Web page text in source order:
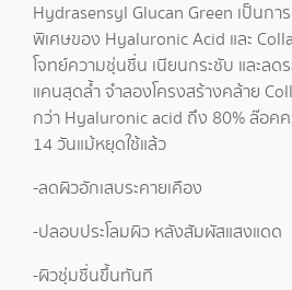
Hydrasensyl Glucan Green เป็น
พิเศษของ Hyaluronic Acid และ
โจทย์ความชุ่นชื่น เนียนกระชับ และลด
แคนสุดล้ำ จำลองโครงสร้างคล้าย
กว่า Hyaluronic acid ถึง 80% ล๊อค
14 วันแม้หยุดใช้แล้ว
-ลดผิวอักเสบระคายเคือง
-ปลอบประโลมผิว หลังสัมผัสแสงแดด
-ผิวชุ่มชื่นขึ้นทันที